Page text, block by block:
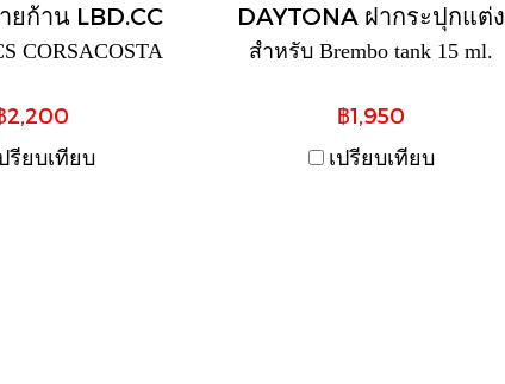
ยก้าน LBD.CC
CORSACOSTA
2,200
รียบเทียบ
DAYTONA ฝากระปุกแต่ง
สำหรับ Brembo tank 15 ml.
฿1,950
เปรียบเทียบ